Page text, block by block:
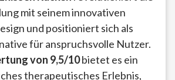
mit seinem innovativen
und positioniert sich als
für anspruchsvolle Nutzer.
von 9,5/10bietet es ein
therapeutisches Erlebnis,